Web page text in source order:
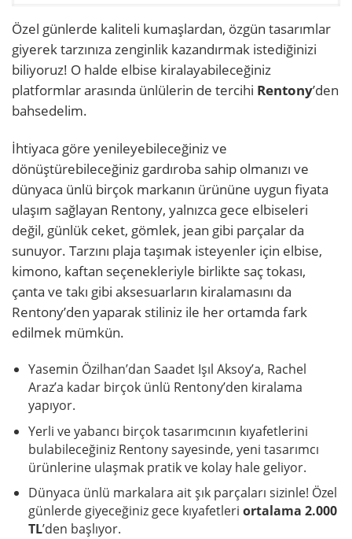
Özel günlerde kaliteli kumaşlardan, özgün tasarımlar
giyerek tarzınıza zenginlik kazandırmak istediğinizi
biliyoruz! O halde elbise kiralayabileceğiniz
platformlar arasında ünlülerin de tercihi Rentony’den
bahsedelim.
İhtiyaca göre yenileyebileceğiniz ve
dönüştürebileceğiniz gardıroba sahip olmanızı ve
dünyaca ünlü birçok markanın ürününe uygun fiyata
ulaşım sağlayan Rentony, yalnızca gece elbiseleri
değil, günlük ceket, gömlek, jean gibi parçalar da
sunuyor. Tarzını plaja taşımak isteyenler için elbise,
kimono, kaftan seçenekleriyle birlikte saç tokası,
çanta ve takı gibi aksesuarların kiralamasını da
Rentony’den yaparak stiliniz ile her ortamda fark
edilmek mümkün.
Yasemin Özilhan’dan Saadet Işıl Aksoy’a, Rachel
Araz’a kadar birçok ünlü Rentony’den kiralama
yapıyor.
Yerli ve yabancı birçok tasarımcının kıyafetlerini
bulabileceğiniz Rentony sayesinde, yeni tasarımcı
ürünlerine ulaşmak pratik ve kolay hale geliyor.
Dünyaca ünlü markalara ait şık parçaları sizinle! Özel
günlerde giyeceğiniz gece kıyafetleri ortalama 2.000
TL’den başlıyor.